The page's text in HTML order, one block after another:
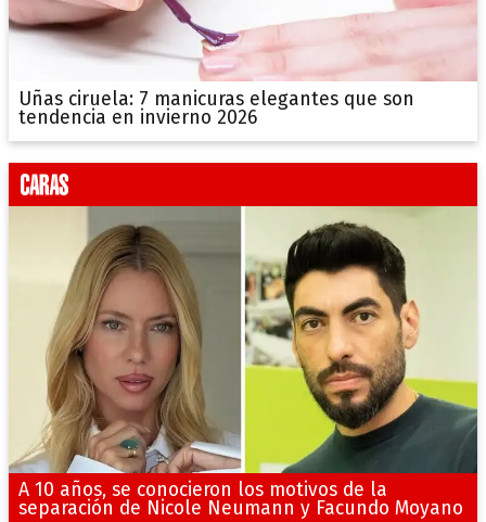
Uñas ciruela: 7 manicuras elegantes que son
tendencia en invierno 2026
A 10 años, se conocieron los motivos de la
separación de Nicole Neumann y Facundo Moyano